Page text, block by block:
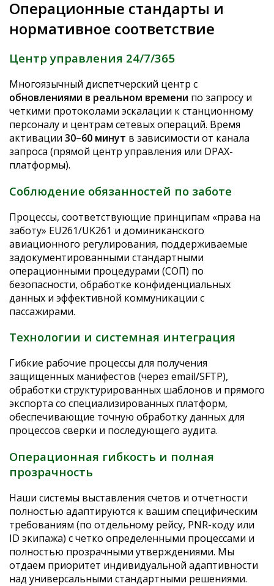
Операционные стандарты и
нормативное соответствие
Центр управления 24/7/365
Многоязычный диспетчерский центр с
обновлениями в реальном времени по запросу и
четкими протоколами эскалации к станционному
персоналу и центрам сетевых операций. Время
активации 30–60 минут в зависимости от канала
запроса (прямой центр управления или DPAX-
платформы).
Соблюдение обязанностей по заботе
Процессы, соответствующие принципам «права на
заботу» EU261/UK261 и доминиканского
авиационного регулирования, поддерживаемые
задокументированными стандартными
операционными процедурами (СОП) по
безопасности, обработке конфиденциальных
данных и эффективной коммуникации с
пассажирами.
Технологии и системная интеграция
Гибкие рабочие процессы для получения
защищенных манифестов (через email/SFTP),
обработки структурированных шаблонов и прямого
экспорта со специализированных платформ,
обеспечивающие точную обработку данных для
процессов сверки и последующего аудита.
Операционная гибкость и полная
прозрачность
Наши системы выставления счетов и отчетности
полностью адаптируются к вашим специфическим
требованиям (по отдельному рейсу, PNR-коду или
ID экипажа) с четко определенными процессами и
полностью прозрачными утверждениями. Мы
отдаем приоритет индивидуальной адаптивности
над универсальными стандартными решениями.